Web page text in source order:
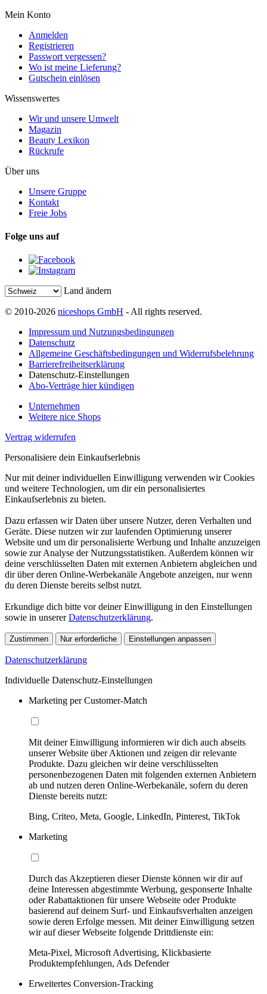
Mein Konto
Anmelden
Registrieren
Passwort vergessen?
Wo ist meine Lieferung?
Gutschein einlösen
Wissenswertes
Wir und unsere Umwelt
Magazin
Beauty Lexikon
Rückrufe
Über uns
Unsere Gruppe
Kontakt
Freie Jobs
Folge uns auf
Land ändern
© 2010-2026 niceshops GmbH - All rights reserved.
Impressum und Nutzungsbedingungen
Datenschutz
Allgemeine Geschäftsbedingungen und Widerrufsbelehrung
Barrierefreiheitserklärung
Datenschutz-Einstellungen
Abo-Verträge hier kündigen
Unternehmen
Weitere nice Shops
Vertrag widerrufen
Personalisiere dein Einkaufserlebnis
Nur mit deiner individuellen Einwilligung verwenden wir Cookies
und weitere Technologien, um dir ein personalisiertes
Einkaufserlebnis zu bieten.
Dazu erfassen wir Daten über unsere Nutzer, deren Verhalten und
Geräte. Diese nutzen wir zur laufenden Optimierung unserer
Website und um dir personalisierte Werbung und Inhalte anzuzeigen
sowie zur Analyse der Nutzungsstatistiken. Außerdem können wir
deine verschlüsselten Daten mit externen Anbietern abgleichen und
dir über deren Online-Werbekanäle Angebote anzeigen, nur wenn
du deren Dienste bereits selbst nutzt.
Erkundige dich bitte vor deiner Einwilligung in den Einstellungen
sowie in unsererDatenschutzerklärung.
Zustimmen Nur erforderliche Einstellungen anpassen
Datenschutzerklärung
Individuelle Datenschutz-Einstellungen
Marketing per Customer-Match
Mit deiner Einwilligung informieren wir dich auch abseits
unserer Website über Aktionen und zeigen dir relevante
Produkte. Dazu gleichen wir deine verschlüsselten
personenbezogenen Daten mit folgenden externen Anbietern
ab und nutzen deren Online-Werbekanäle, sofern du deren
Dienste bereits nutzt:
Bing, Criteo, Meta, Google, LinkedIn, Pinterest, TikTok
Marketing
Durch das Akzeptieren dieser Dienste können wir dir auf
deine Interessen abgestimmte Werbung, gesponserte Inhalte
oder Rabattaktionen für unsere Webseite oder Produkte
basierend auf deinem Surf- und Einkaufsverhalten anzeigen
sowie deren Erfolge messen. Mit deiner Einwilligung setzen
wir auf dieser Webseite folgende Drittdienste ein:
Meta-Pixel, Microsoft Advertising, Klickbasierte
Produktempfehlungen, Ads Defender
Erweitertes Conversion-Tracking